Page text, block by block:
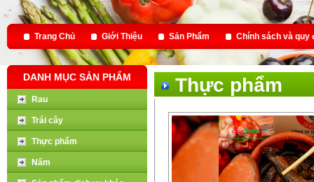
Trang Chủ Giới Thiệu Sản Phẩm Chính sách và quy
DANH MỤC SẢN PHẨM
Rau
Trái cây
Thực phẩm
Nấm
Thực phẩm